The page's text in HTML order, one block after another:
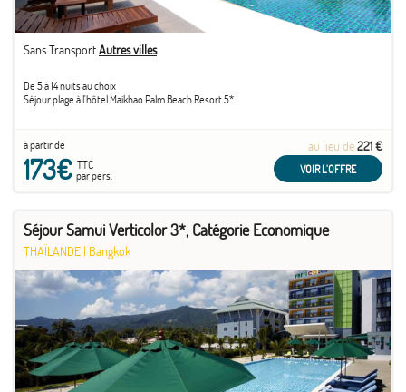
Sans TransportAutres villes
De 5 à 14 nuits au choix
Séjour plage à l'hôtel Maikhao Palm Beach Resort 5*.
à partir de
173€TTC
par pers.
au lieu de221 €
VOIR L'OFFRE
Séjour Samui Verticolor 3*, Catégorie Economique
THAÏLANDE | Bangkok